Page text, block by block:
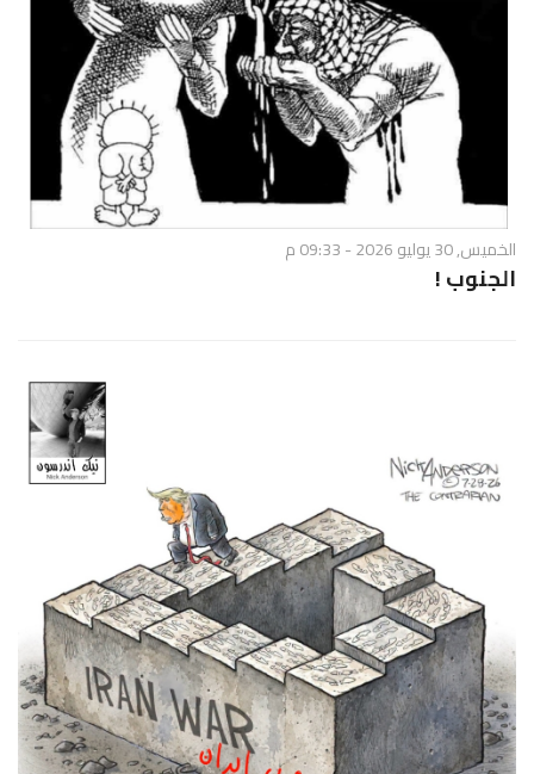
الخميس, 30 يوليو 2026 - 09:33 م
الجنوب !